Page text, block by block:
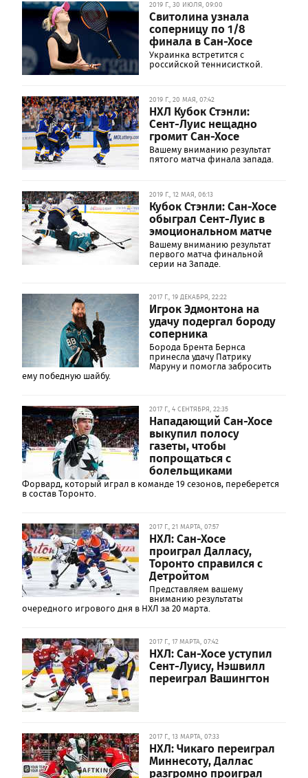
2019 Г., 30 ИЮЛЯ, 09:00
Свитолина узнала
соперницу по 1/8
финала в Сан-Хосе
Украинка встретится с
российской теннисисткой.
2019 Г., 20 МАЯ, 07:42
НХЛ Кубок Стэнли:
Сент-Луис нещадно
громит Сан-Хосе
Вашему вниманию результат
пятого матча финала запада.
2019 Г., 12 МАЯ, 06:13
Кубок Стэнли: Сан-Хосе
обыграл Сент-Луис в
эмоциональном матче
Вашему вниманию результат
первого матча финальной
серии на Западе.
2017 Г., 19 ДЕКАБРЯ, 22:22
Игрок Эдмонтона на
удачу подергал бороду
соперника
Борода Брента Бернса
принесла удачу Патрику
Маруну и помогла забросить
ему победную шайбу.
2017 Г., 4 СЕНТЯБРЯ, 22:35
Нападающий Сан-Хосе
выкупил полосу
газеты, чтобы
попрощаться с
болельщиками
Форвард, который играл в команде 19 сезонов, переберется
в состав Торонто.
2017 Г., 21 МАРТА, 07:57
НХЛ: Сан-Хосе
проиграл Далласу,
Торонто справился с
Детройтом
Представляем вашему
вниманию результаты
очередного игрового дня в НХЛ за 20 марта.
2017 Г., 17 МАРТА, 07:42
НХЛ: Сан-Хосе уступил
Сент-Луису, Нэшвилл
переиграл Вашингтон
2017 Г., 13 МАРТА, 07:33
НХЛ: Чикаго переиграл
Миннесоту, Даллас
разгромно проиграл